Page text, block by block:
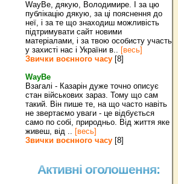
WayBe, дякую, Володимире. І за цю
публікацію дякую, за ці пояснення до
неї, і за те що знаходиш можливість
підтримувати сайт новими
матеріалами, і за твою особисту участь
у захисті нас і України в.. [весь]
Звички воєнного часу [8]
WayBe
Взагалі - Казарін дуже точно описує
стан військових зараз. Тому що сам
такий. Він пише те, на що часто навіть
не звертаємо уваги - це відбується
само по собі, природньо. Від життя яке
живеш, від .. [весь]
Звички воєнного часу [8]
Активні оголошення: